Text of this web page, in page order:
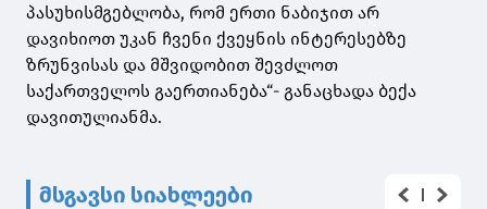
პასუხისმგებლობა, რომ ერთი ნაბიჯით არ
დავიხიოთ უკან ჩვენი ქვეყნის ინტერესებზე
ზრუნვისას და მშვიდობით შევძლოთ
საქართველოს გაერთიანება“- განაცხადა ბექა
დავითულიანმა.
მსგავსი სიახლეები